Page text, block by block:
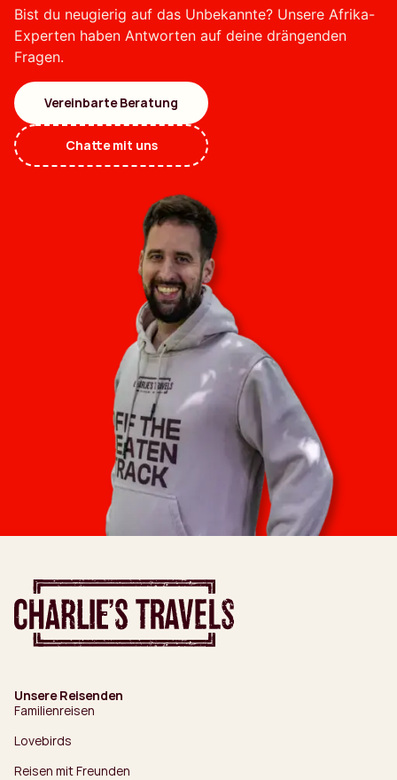
Bist du neugierig auf das Unbekannte? Unsere Afrika-
Experten haben Antworten auf deine drängenden
Fragen.
Vereinbarte Beratung
Chatte mit uns
Unsere Reisenden
Familienreisen
Lovebirds
Reisen mit Freunden